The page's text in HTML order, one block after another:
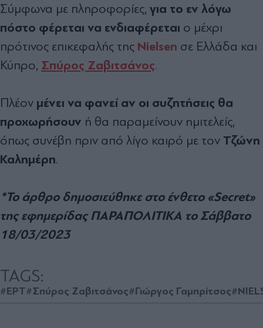
Σύµφωνα µε πληροφορίες, για το εν λόγω
πόστο φέρεται να ενδιαφέρεται ο µέχρι
πρότινος επικεφαλής της Nielsen σε Ελλάδα και
Κύπρο, Σπύρος Ζαβιτσάνος.
Πλέον µένει να φανεί αν οι συζητήσεις θα
προχωρήσουν ή θα παραµείνουν ηµιτελείς,
όπως συνέβη πριν από λίγο καιρό µε τον Τζώνη
Καληµέρη.
*Το άρθρο δημοσιεύθηκε στο ένθετο «Secret»
της εφημερίδας ΠΑΡΑΠΟΛΙΤΙΚΑ το Σάββατο
18/03/2023
TAGS:
#ΕΡΤ#Σπύρος Ζαβιτσάνος#Γιώργος Γαμπρίτσος